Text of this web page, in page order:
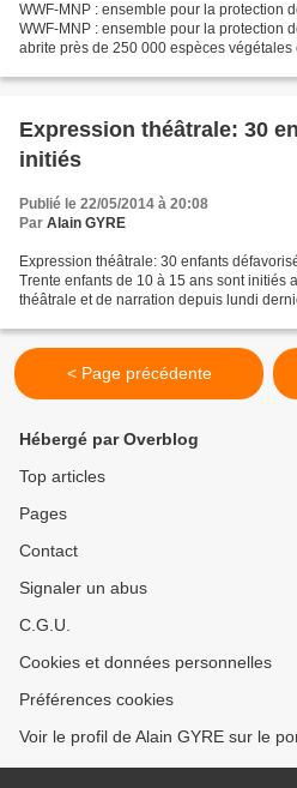
WWF-MNP : ensemble pour la protection
WWF-MNP : ensemble pour la protection
abrite près de 250 000 espèces
Expression théâtrale: 30
initiés
Publié le 22/05/2014 à 20:08
Par Alain GYRE
Expression théâtrale: 30 enfants
Trente enfants de 10 à 15 ans sont initiés
théâtrale et de narration depuis lundi
< Page précédente
Hébergé par Overblog
Top articles
Pages
Contact
Signaler un abus
C.G.U.
Cookies et données personnelles
Préférences cookies
Voir le profil de Alain GYRE sur le